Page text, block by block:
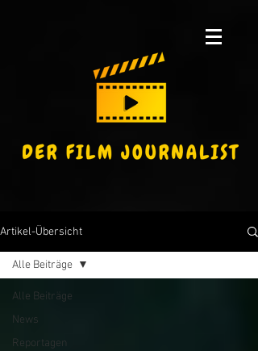
Artikel-Übersicht
Alle Beiträge
News
Reportagen
Alle Beiträge